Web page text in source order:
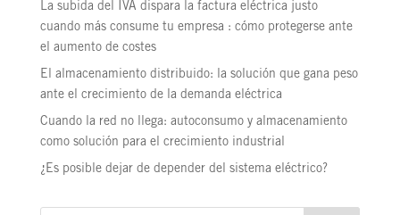
La subida del IVA dispara la factura eléctrica justo
cuando más consume tu empresa : cómo protegerse ante
el aumento de costes
El almacenamiento distribuido: la solución que gana peso
ante el crecimiento de la demanda eléctrica
Cuando la red no llega: autoconsumo y almacenamiento
como solución para el crecimiento industrial
¿Es posible dejar de depender del sistema eléctrico?